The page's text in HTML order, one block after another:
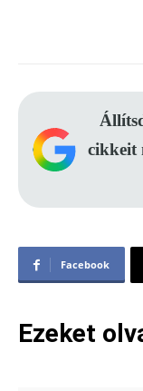
cikkeit
Facebook
Ezeket